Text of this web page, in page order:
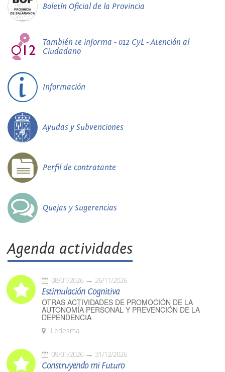
Boletín Oficial de la Provincia
También te informa - 012 CyL - Atención al
Ciudadano
Información
Ayudas y Subvenciones
Perfil de contratante
Quejas y Sugerencias
Agenda actividades
08/01/2026 26/11/2026
Estimulación Cognitiva
OTRAS ACTIVIDADES DE PROMOCIÓN DE LA
AUTONOMÍA PERSONAL Y PREVENCIÓN DE LA
DEPENDENCIA
Ledesma
09/01/2026 31/12/2026
Construyendo mi Futuro